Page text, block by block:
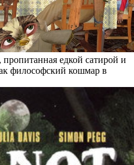
едкой сатирой и
философский кошмар в